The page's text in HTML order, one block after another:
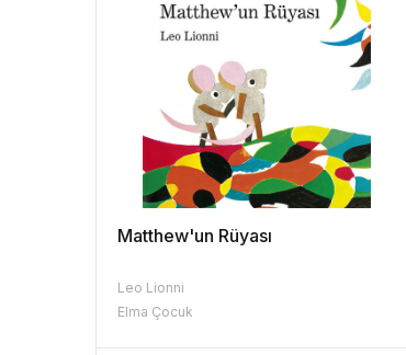
Matthew'un Rüyası
Leo Lionni
Elma Çocuk